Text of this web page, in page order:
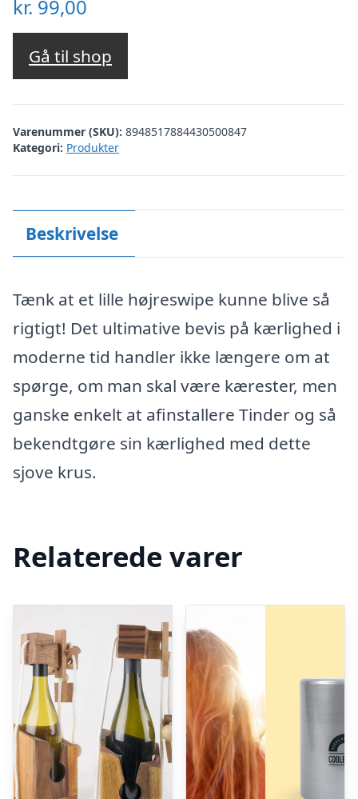
kr. 99,00
Gå til shop
Varenummer (SKU): 8948517884430500847
Kategori: Produkter
Beskrivelse
Tænk at et lille højreswipe kunne blive så
rigtigt! Det ultimative bevis på kærlighed i
moderne tid handler ikke længere om at
spørge, om man skal være kærester, men
ganske enkelt at afinstallere Tinder og så
bekendtgøre sin kærlighed med dette
sjove krus.
Relaterede varer